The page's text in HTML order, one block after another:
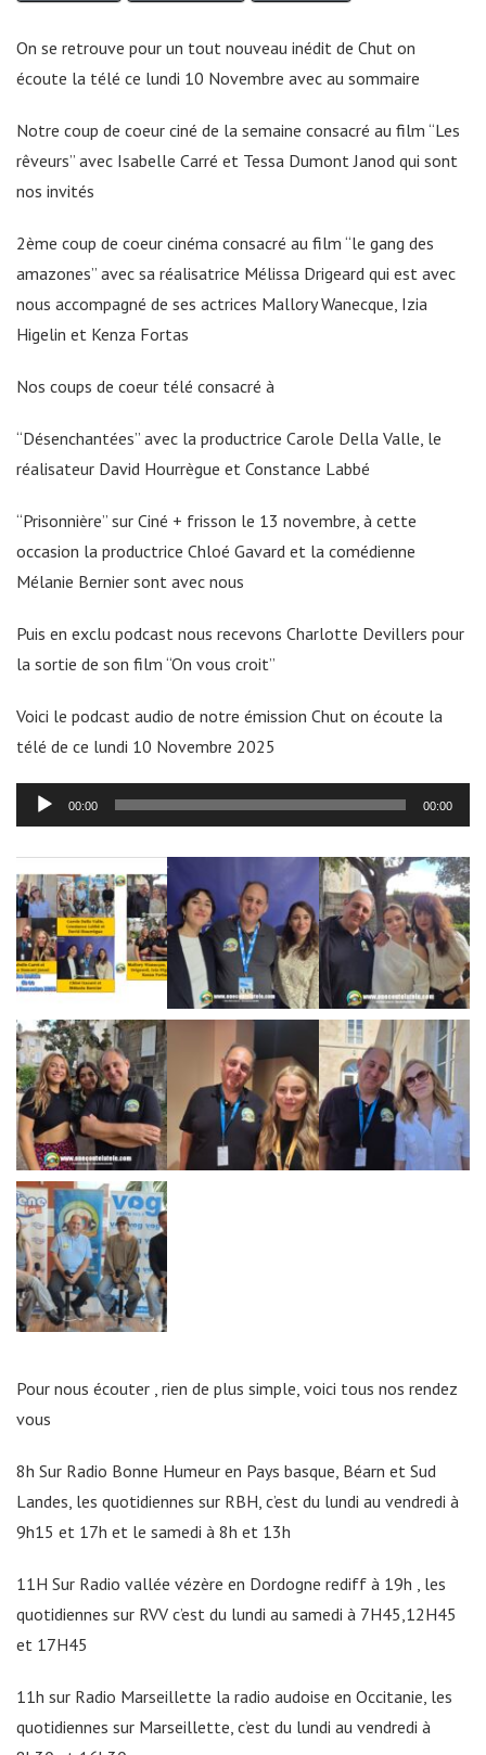
On se retrouve pour un tout nouveau inédit de Chut on
écoute la télé ce lundi 10 Novembre avec au sommaire
Notre coup de coeur ciné de la semaine consacré au film “Les
rêveurs” avec Isabelle Carré et Tessa Dumont Janod qui sont
nos invités
2ème coup de coeur cinéma consacré au film “le gang des
amazones” avec sa réalisatrice Mélissa Drigeard qui est avec
nous accompagné de ses actrices Mallory Wanecque, Izia
Higelin et Kenza Fortas
Nos coups de coeur télé consacré à
“Désenchantées” avec la productrice Carole Della Valle, le
réalisateur David Hourrègue et Constance Labbé
“Prisonnière” sur Ciné + frisson le 13 novembre, à cette
occasion la productrice Chloé Gavard et la comédienne
Mélanie Bernier sont avec nous
Puis en exclu podcast nous recevons Charlotte Devillers pour
la sortie de son film “On vous croit”
Voici le podcast audio de notre émission Chut on écoute la
télé de ce lundi 10 Novembre 2025
Lecteur
audio
00:00 00:00
Pour nous écouter , rien de plus simple, voici tous nos rendez
vous
8h Sur Radio Bonne Humeur en Pays basque, Béarn et Sud
Landes, les quotidiennes sur RBH, c’est du lundi au vendredi à
9h15 et 17h et le samedi à 8h et 13h
11H Sur Radio vallée vézère en Dordogne rediff à 19h , les
quotidiennes sur RVV c’est du lundi au samedi à 7H45,12H45
et 17H45
11h sur Radio Marseillette la radio audoise en Occitanie, les
quotidiennes sur Marseillette, c’est du lundi au vendredi à